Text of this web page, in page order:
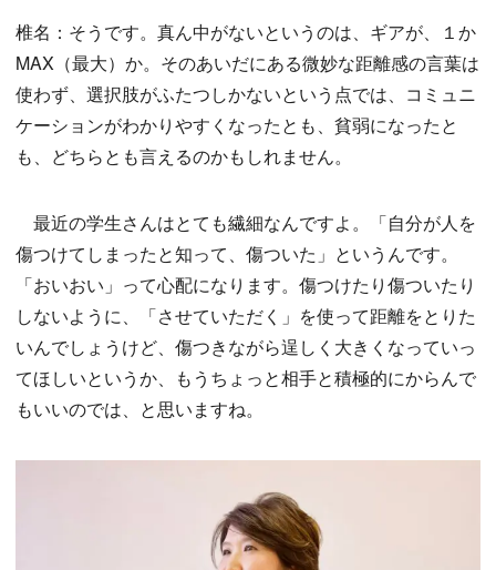
椎名：そうです。真ん中がないというのは、ギアが、１か
MAX（最大）か。そのあいだにある微妙な距離感の言葉は
使わず、選択肢がふたつしかないという点では、コミュニ
ケーションがわかりやすくなったとも、貧弱になったと
も、どちらとも言えるのかもしれません。
最近の学生さんはとても繊細なんですよ。「自分が人を
傷つけてしまったと知って、傷ついた」というんです。
「おいおい」って心配になります。傷つけたり傷ついたり
しないように、「させていただく」を使って距離をとりた
いんでしょうけど、傷つきながら逞しく大きくなっていっ
てほしいというか、もうちょっと相手と積極的にからんで
もいいのでは、と思いますね。